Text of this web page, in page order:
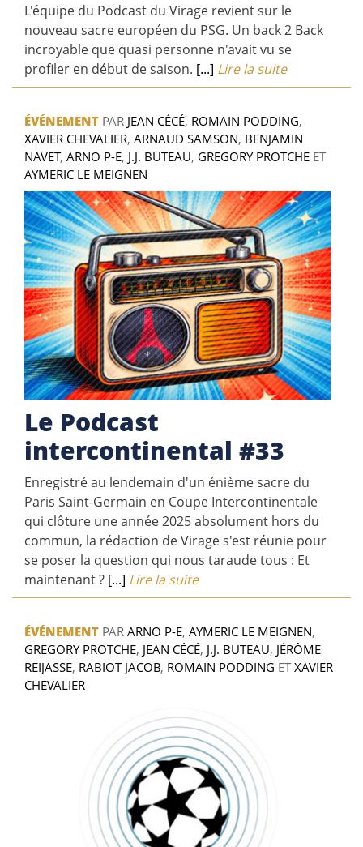
L'équipe du Podcast du Virage revient sur le
nouveau sacre européen du PSG. Un back 2 Back
incroyable que quasi personne n'avait vu se
profiler en début de saison. [...] Lire la suite
ÉVÉNEMENT PAR JEAN CÉCÉ, ROMAIN PODDING,
XAVIER CHEVALIER, ARNAUD SAMSON, BENJAMIN
NAVET, ARNO P-E, J.J. BUTEAU, GREGORY PROTCHE ET
AYMERIC LE MEIGNEN
Le Podcast
intercontinental #33
Enregistré au lendemain d'un énième sacre du
Paris Saint-Germain en Coupe Intercontinentale
qui clôture une année 2025 absolument hors du
commun, la rédaction de Virage s'est réunie pour
se poser la question qui nous taraude tous : Et
maintenant ? [...] Lire la suite
ÉVÉNEMENT PAR ARNO P-E, AYMERIC LE MEIGNEN,
GREGORY PROTCHE, JEAN CÉCÉ, J.J. BUTEAU, JÉRÔME
REIJASSE, RABIOT JACOB, ROMAIN PODDING ETXAVIER
CHEVALIER